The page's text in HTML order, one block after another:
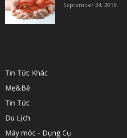
September 24, 2016
Tin Tức Khác
Mẹ&Bé
Tin Tức
Du Lịch
Máy móc - Dụng Cụ